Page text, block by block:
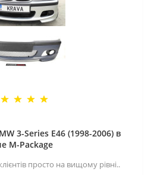
3-Series E46 (1998-2006) в
M-Package
просто на вищому рівні..